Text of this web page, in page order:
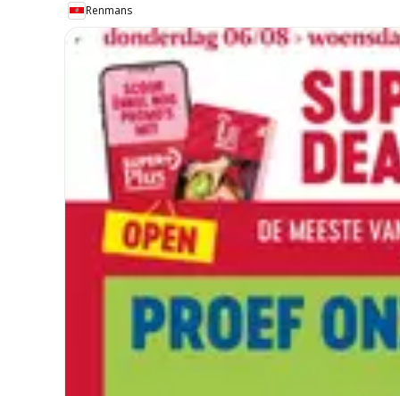
Renmans